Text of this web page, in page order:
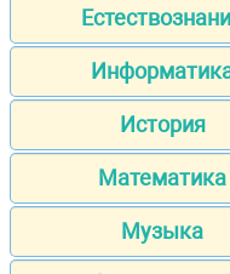
История
Математика
Музыка